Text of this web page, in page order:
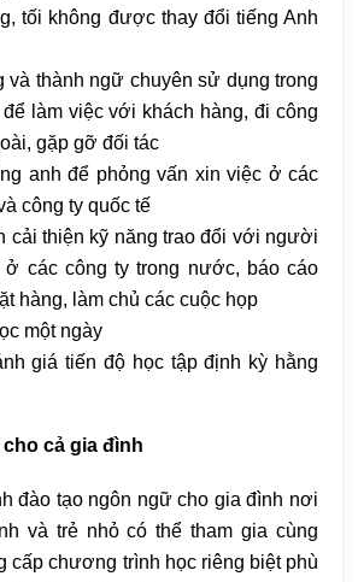
tối không được thay đổi tiếng Anh
và thành ngữ chuyên sử dụng trong
làm việc với khách hàng, đi công
gặp gỡ đối tác
anh để phỏng vấn xin việc ở các
công ty quốc tế
cải thiện kỹ năng trao đổi với người
các công ty trong nước, báo cáo
hàng, làm chủ các cuộc họp
một ngày
giá tiến độ học tập định kỳ hằng
cả gia đình
đào tạo ngôn ngữ cho gia đình nơi
và trẻ nhỏ có thể tham gia cùng
cấp chương trình học riêng biệt phù